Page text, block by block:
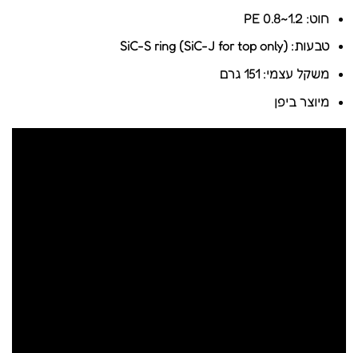
חוט: 2.PE 0.8~1
טבעות: SiC-S ring (SiC-J for top only)
משקל עצמי: 151 גרם
מיוצר ביפן